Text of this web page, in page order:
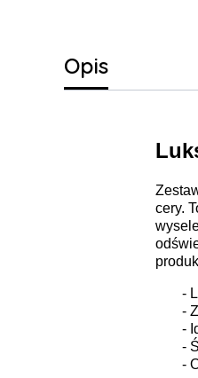
Opis
cery.
-
-
-
-
-